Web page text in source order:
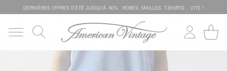
DERNIÈRES OFFRES D'ÉTÊ JUSQU'À -50% : ROBES, MAILLES, T-SHIRTS... VITE !